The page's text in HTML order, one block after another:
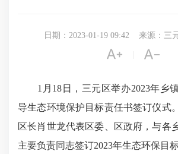
日期：2023-01-19 09:42 来源：三
 
1月18日，三元区举办2023年乡
导生态环境保护目标责任书签订仪式
区长肖世龙代表区委、区政府，与各
主要负责同志签订2023年生态环保目标